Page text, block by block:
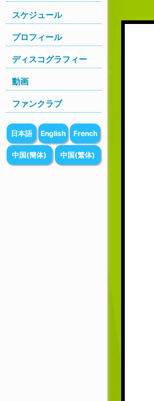
スケジュール
プロフィール
ディスコグラフィー
動画
ファンクラブ
日本語 English French
中国(簡体) 中国(繁体)